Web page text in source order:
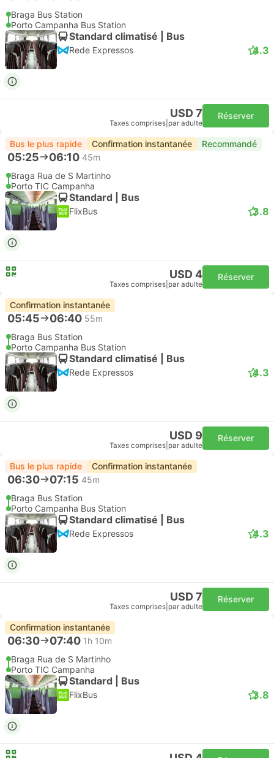
Braga Bus Station
Porto Campanha Bus Station
Standard climatisé | Bus
Rede Expressos 4.3
USD 7
Taxes comprises par adulte
Réserver
Bus le plus rapide Confirmation instantanée Recommandé
05:25 06:10 45m
Braga Rua de S Martinho
Porto TIC Campanha
Standard | Bus
FlixBus 3.8
USD 4
Taxes comprises par adulte
Réserver
Confirmation instantanée
05:45 06:40 55m
Braga Bus Station
Porto Campanha Bus Station
Standard climatisé | Bus
Rede Expressos 4.3
USD 9
Taxes comprises par adulte
Réserver
Bus le plus rapide Confirmation instantanée
06:30 07:15 45m
Braga Bus Station
Porto Campanha Bus Station
Standard climatisé | Bus
Rede Expressos 4.3
USD 7
Taxes comprises par adulte
Réserver
Confirmation instantanée
06:30 07:40 1h 10m
Braga Rua de S Martinho
Porto TIC Campanha
Standard | Bus
FlixBus 3.8